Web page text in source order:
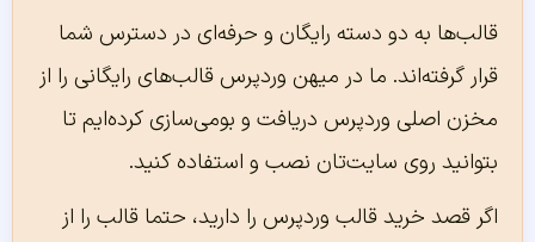
قالب‌ها به دو دسته رایگان و حرفه‌ای در دسترس شما
قرار گرفته‌اند. ما در میهن وردپرس قالب‌های رایگانی را از
مخزن اصلی وردپرس دریافت و بومی‌سازی کرده‌ایم تا
بتوانید روی سایت‌تان نصب و استفاده کنید.
اگر قصد خرید قالب وردپرس را دارید، حتما قالب را از